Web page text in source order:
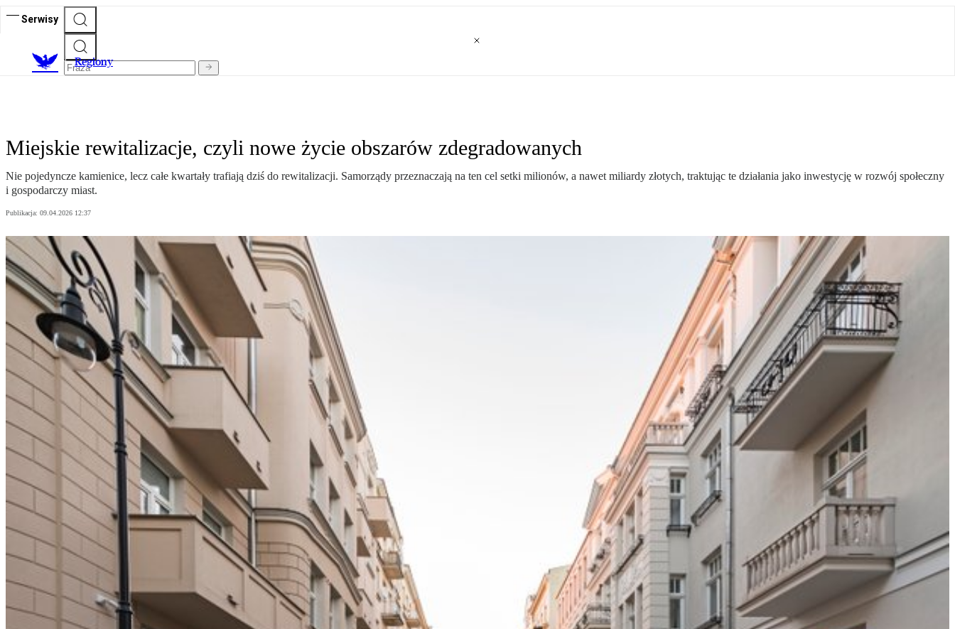
Serwisy
Regiony
Miejskie rewitalizacje, czyli nowe życie obszarów zdegradowanych
Nie pojedyncze kamienice, lecz całe kwartały trafiają dziś do rewitalizacji. Samorządy przeznaczają na ten cel setki milionów, a nawet miliardy złotych, traktując te działania jako inwestycję w rozwój społeczny
i gospodarczy miast.
Publikacja: 09.04.2026 12:37